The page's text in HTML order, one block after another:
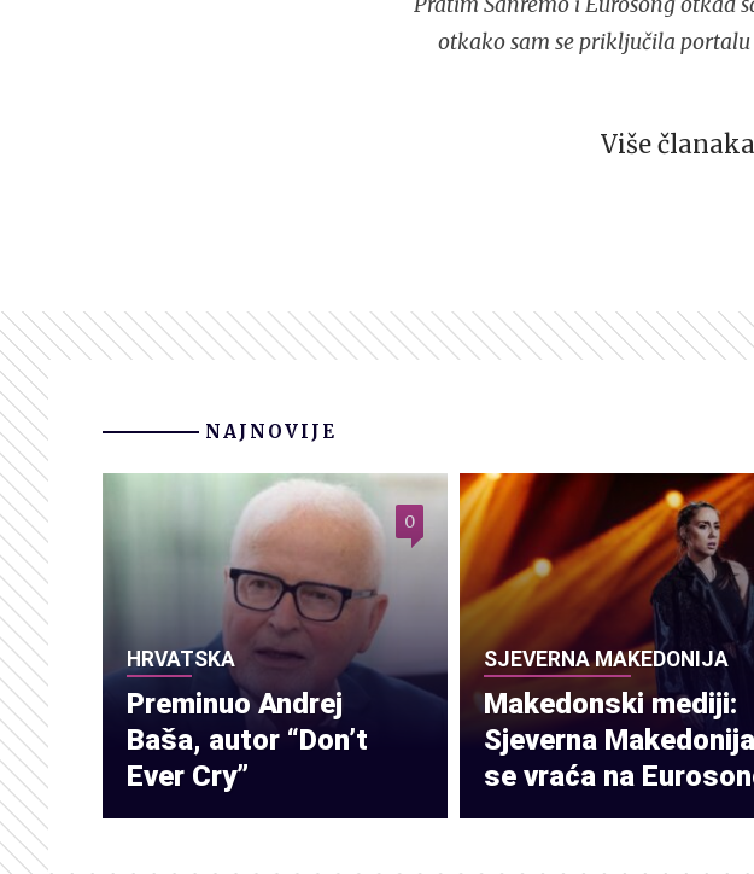
otkako sam se priključila
Više
NAJNOVIJE
HRVATSKA
Preminuo Andrej
Baša, autor “Don’t
Ever Cry”
0
SJEVERNA MAKEDONIJA
Makedonski mediji:
Sjeverna Makedonija
se vraća na